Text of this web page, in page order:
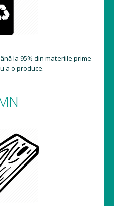
la 95% din materiile prime
a o produce.